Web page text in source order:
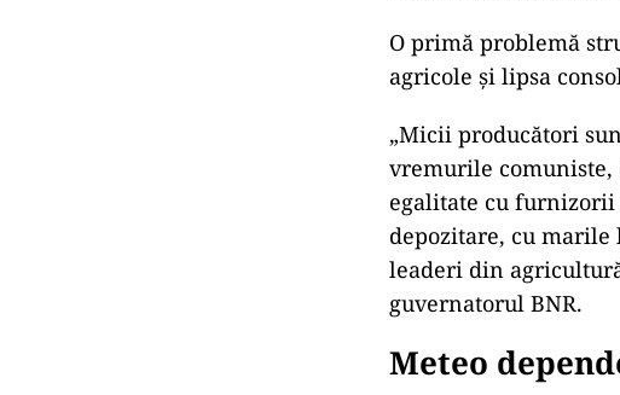
O primă problemă
agricole şi lipsa
„Micii producători
vremurile comuniste,
egalitate cu
depozitare, cu
leaderi din
guvernatorul BNR.
Meteo